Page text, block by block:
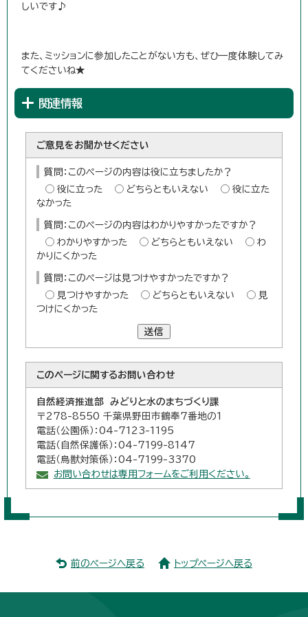
しいです♪
また、ミッションに参加したことがない方も、ぜひ一度体験してみ
てくださいね★
関連情報
ご意見をお聞かせください
質問：このページの内容は役に立ちましたか？
役に立った
どちらともいえない
役に立た
なかった
質問：このページの内容はわかりやすかったですか？
わかりやすかった
どちらともいえない
わ
かりにくかった
質問：このページは見つけやすかったですか？
見つけやすかった
どちらともいえない
見
つけにくかった
送信
このページに関するお問い合わせ
自然経済推進部 みどりと水のまちづくり課
〒278-8550 千葉県野田市鶴奉7番地の1
電話（公園係）：04-7123-1195
電話（自然保護係）：04-7199-8147
電話（鳥獣対策係）：04-7199-3370
お問い合わせは専用フォームをご利用ください。
前のページへ戻る トップページへ戻る